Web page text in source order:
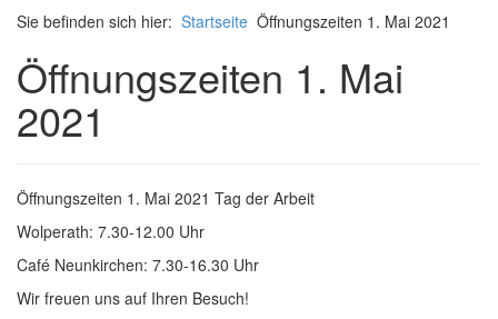
Sie befinden sich hier: Startseite Öffnungszeiten 1. Mai 2021
Öffnungszeiten 1. Mai
2021
Öffnungszeiten 1. Mai 2021 Tag der Arbeit
Wolperath: 7.30-12.00 Uhr
Café Neunkirchen: 7.30-16.30 Uhr
Wir freuen uns auf Ihren Besuch!